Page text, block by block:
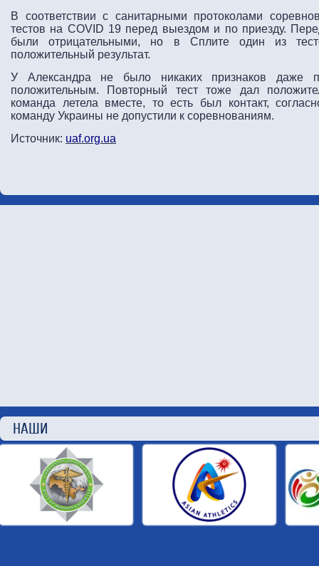
В соответствии с санитарными протоколами
тестов на COVID 19 перед выездом и по приезду.
были отрицательными, но в Сплите один из
положительный результат.
У Александра не было никаких признаков даже
положительным. Повторный тест тоже дал
команда летела вместе, то есть был контакт,
команду Украины не допустили к соревнованиям.
Источник: uaf.org.ua
НАШИ